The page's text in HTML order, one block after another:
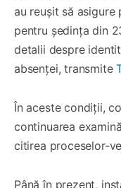
au reușit să
pentru ședința din
detalii despre
absenței, transmite
În aceste condiții,
continuarea
citirea proceselor-
Până în prezent,